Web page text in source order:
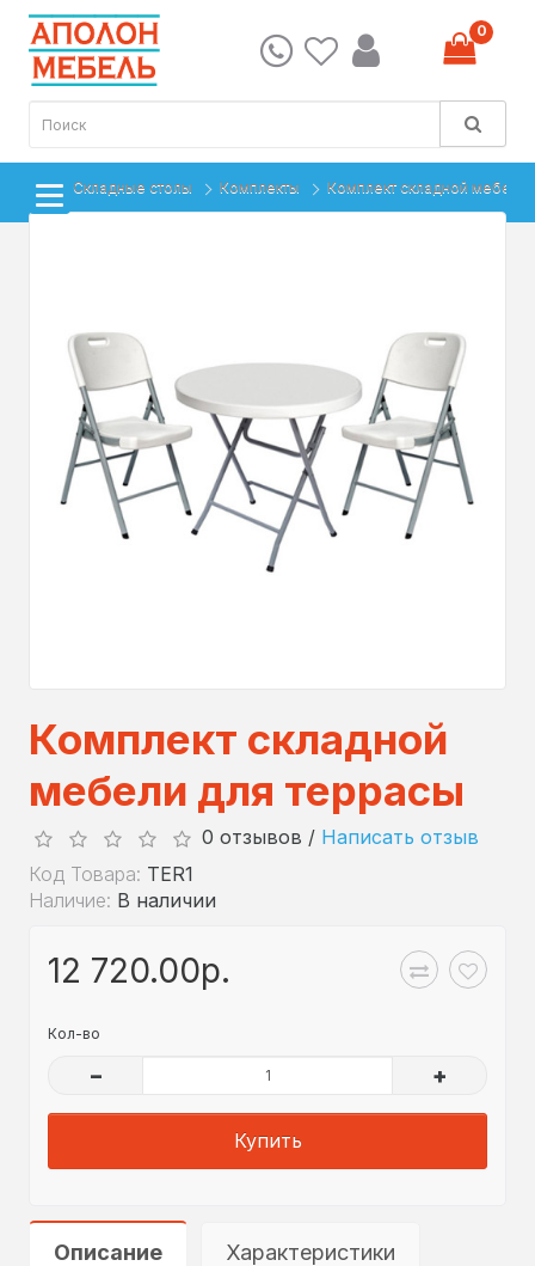
0
Складные столы Комплекты Комплект складной мебели
Комплект складной
мебели для террасы
0 отзывов / Написать отзыв
Код Товара: TER1
Наличие: В наличии
12 720.00р.
Кол-во
– +
Купить
Описание Характеристики